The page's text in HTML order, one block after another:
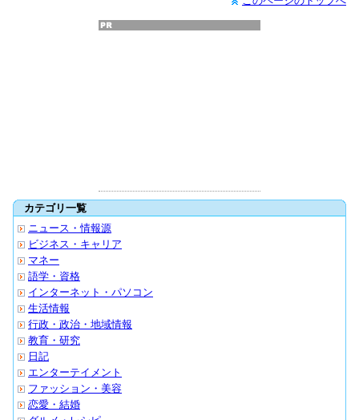
カテゴリ一覧
ニュース・情報源
ビジネス・キャリア
マネー
語学・資格
インターネット・パソコン
生活情報
行政・政治・地域情報
教育・研究
日記
エンターテイメント
ファッション・美容
恋愛・結婚